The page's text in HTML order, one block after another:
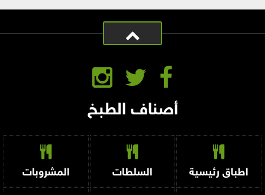
أصناف الطبخ
اطباق رئيسية السلطات المشروبات